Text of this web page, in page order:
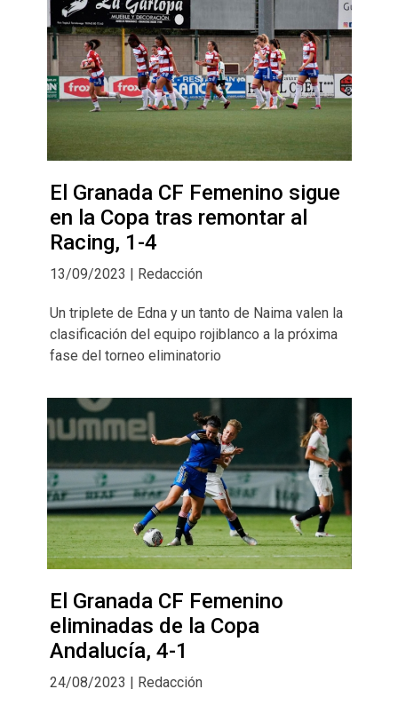
El Granada CF Femenino sigue
en la Copa tras remontar al
Racing, 1-4
13/09/2023 | Redacción
Un triplete de Edna y un tanto de Naima valen la
clasificación del equipo rojiblanco a la próxima
fase del torneo eliminatorio
El Granada CF Femenino
eliminadas de la Copa
Andalucía, 4-1
24/08/2023 | Redacción